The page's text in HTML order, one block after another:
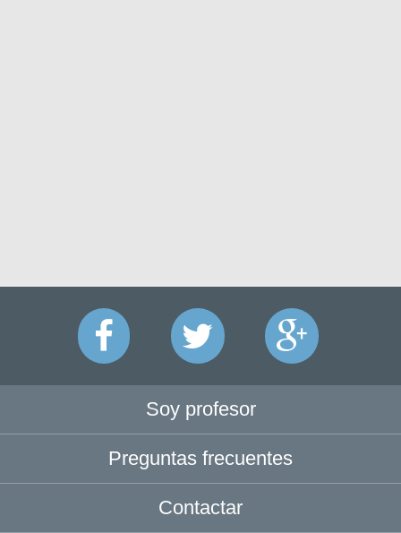
Soy profesor
Preguntas frecuentes
Contactar